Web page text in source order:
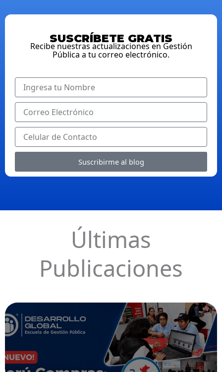
SUSCRÍBETE GRATIS
Recibe nuestras actualizaciones en Gestión
Pública a tu correo electrónico.
Suscribirme al blog
Últimas
Publicaciones